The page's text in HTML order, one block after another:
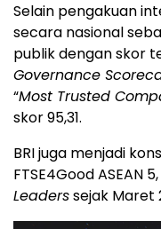
Selain pengakuan
secara nasional
publik dengan skor
Governance
“Most Trusted
skor 95,31.
BRI juga menjadi
FTSE4Good ASEAN
Leaderssejak Maret